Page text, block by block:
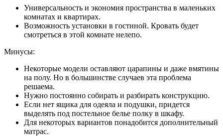
Универсальность и экономия пространства в маленьких
комнатах и квартирах.
Возможность установки в гостиной. Кровать будет
смотреться в этой комнате нелепо.
Минусы:
Некоторые модели оставляют царапины и даже вмятины
на полу. Но в большинстве случаев эта проблема
решаема.
Нужно постоянно собирать и разбирать конструкцию.
Если нет ящика для одеяла и подушки, придется
выделять под постельное белье полку в шкафу.
Для некоторых вариантов понадобится дополнительный
матрас.